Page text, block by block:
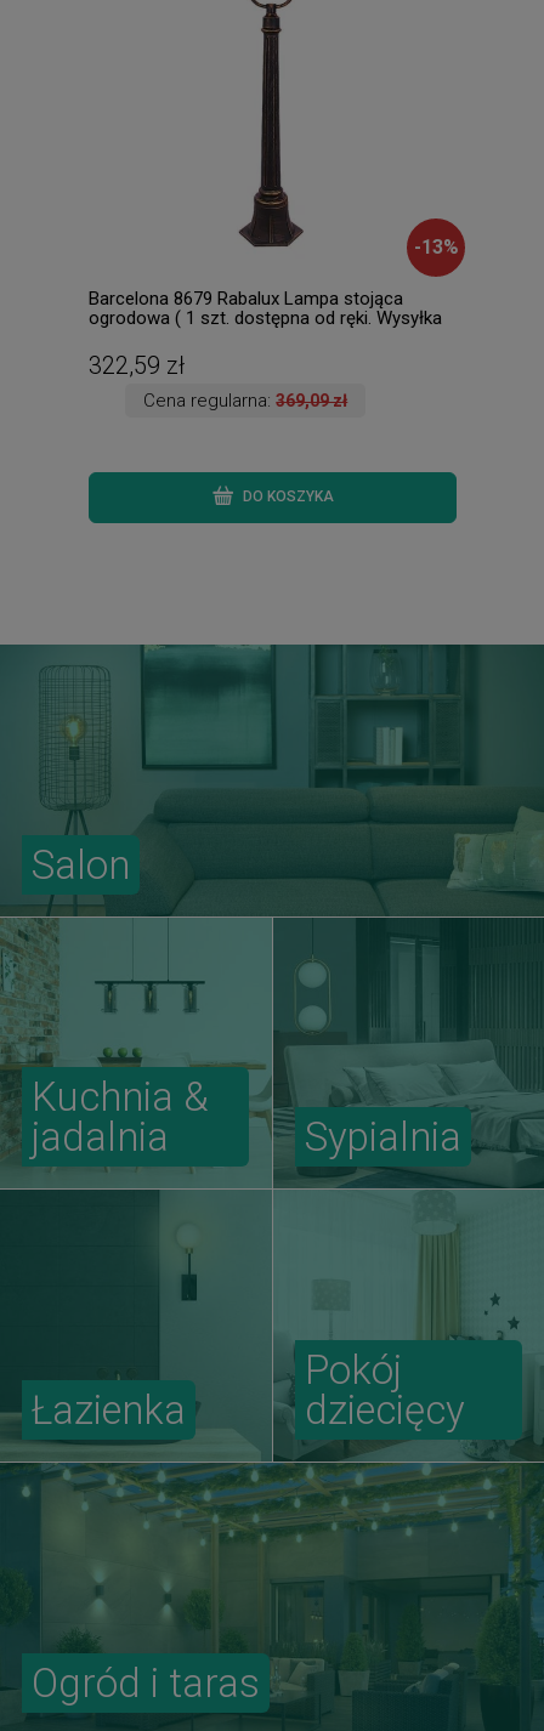
-13%
Barcelona 8679 Rabalux Lampa stojąca
ogrodowa ( 1 szt. dostępna od ręki. Wysyłka
322,59 zł
Cena regularna:369,09 zł
DO KOSZYKA
Salon
Kuchnia &
jadalnia
Sypialnia
Ogród i taras
Łazienka
Pokój
dziecięcy